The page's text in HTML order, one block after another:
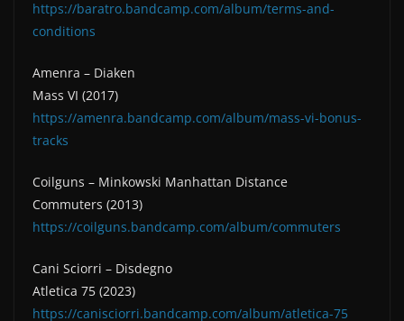
https://baratro.bandcamp.com/album/terms-and-
conditions
Amenra – Diaken
Mass VI (2017)
https://amenra.bandcamp.com/album/mass-vi-bonus-
tracks
Coilguns – Minkowski Manhattan Distance
Commuters (2013)
https://coilguns.bandcamp.com/album/commuters
Cani Sciorri – Disdegno
Atletica 75 (2023)
https://canisciorri.bandcamp.com/album/atletica-75